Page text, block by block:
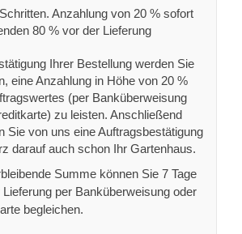
Anzahlung von 20 % sofort
80 % vor der Lieferung
Ihrer Bestellung werden Sie
eine Anzahlung in Höhe von 20 %
(per Banküberweisung
zu leisten. Anschließend
Sie von uns eine Auftragsbestätigung
darauf auch schon Ihr Gartenhaus.
Summe können Sie 7 Tage
per Banküberweisung oder
begleichen.